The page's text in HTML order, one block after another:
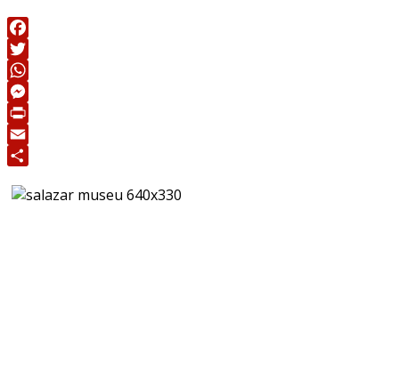
Facebook
Twitter
WhatsApp
Messenger
Print
Email